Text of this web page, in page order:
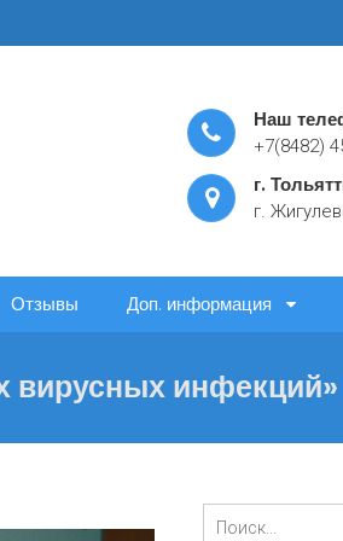
Наш
+7(8482)
г.
г.
Отзывы Доп. информация
вирусных инфекций»